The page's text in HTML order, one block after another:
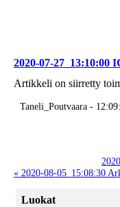
2020-07-27_13:10:00
Artikkeli on siirretty
Taneli_Poutvaara -
« 2020-08-05_15:08:30
Luokat